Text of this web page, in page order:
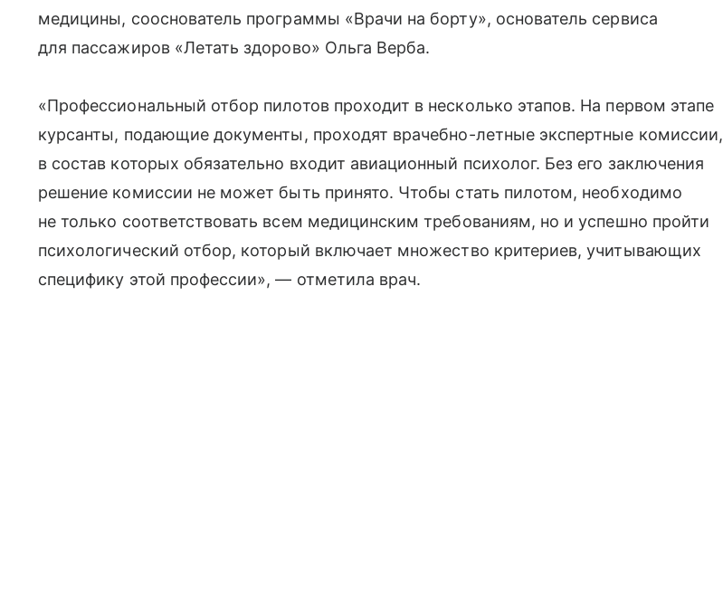
медицины, сооснователь программы «Врачи на борту», основатель сервиса
для пассажиров «Летать здорово» Ольга Верба.
«Профессиональный отбор пилотов проходит в несколько этапов. На первом этапе
курсанты, подающие документы, проходят врачебно-летные экспертные комиссии,
в состав которых обязательно входит авиационный психолог. Без его заключения
решение комиссии не может быть принято. Чтобы стать пилотом, необходимо
не только соответствовать всем медицинским требованиям, но и успешно пройти
психологический отбор, который включает множество критериев, учитывающих
специфику этой профессии», — отметила врач.